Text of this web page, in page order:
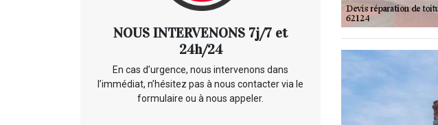
NOUS INTERVENONS 7j/7 et
24h/24
En cas d’urgence, nous intervenons dans
l’immédiat, n’hésitez pas à nous contacter via le
formulaire ou à nous appeler.